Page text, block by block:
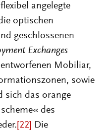
angelegte
optischen
geschlossenen
Exchanges
Mobiliar,
sowie
sich das orange
des
[22] Die